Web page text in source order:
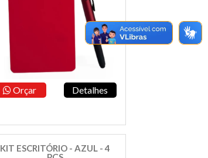
Orçar Detalhes
KIT ESCRITÓRIO - AZUL - 4